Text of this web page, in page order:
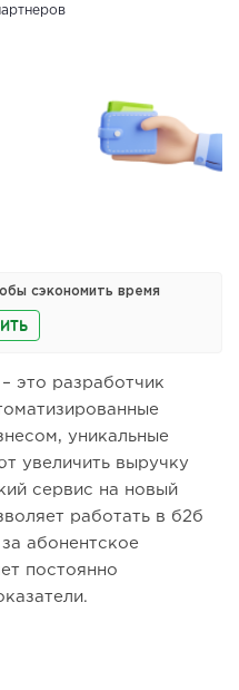
сэкономить время
– это разработчик
уникальные
увеличить выручку
сервис на новый
работать в б2б
абонентское
постоянно